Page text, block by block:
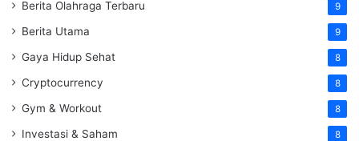
Berita Olahraga Terbaru 9
Berita Utama 9
Gaya Hidup Sehat 8
Cryptocurrency 8
Gym & Workout 8
Investasi & Saham 8